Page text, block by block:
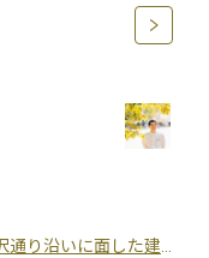
いに面した建物です。